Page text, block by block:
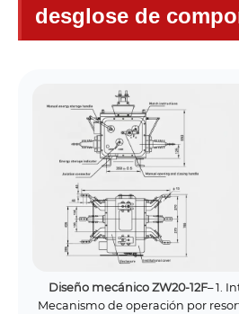
desglose de
Diseño mecánico ZW20-12F– 1.
Mecanismo de operación por